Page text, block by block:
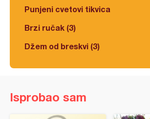
Punjeni cvetovi tikvica
Brzi ručak (3)
Džem od breskvi (3)
Isprobao sam